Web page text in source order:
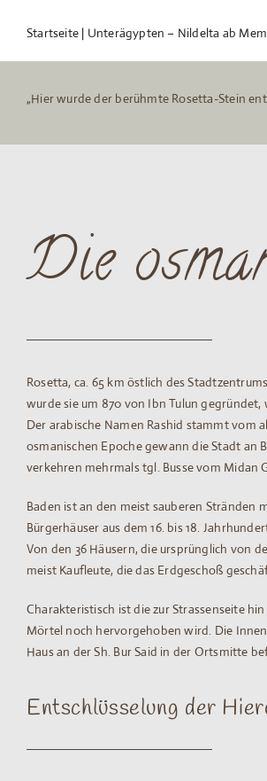
Startseite | Unterägypten – Nildelta ab
„Hier wurde der berühmte Rosetta-Stein
Die
Rosetta, ca. 65 km östlich des
wurde sie um 870 von Ibn Tulun
Der arabische Namen Rashid stammt vom
osmanischen Epoche gewann die Stadt an
verkehren mehrmals tgl. Busse vom Midan
Baden ist an den meist sauberen Stränden
Bürgerhäuser aus dem 16. bis 18.
Von den 36 Häusern, die ursprünglich von
meist Kaufleute, die das Erdgeschoß
Charakteristisch ist die zur Strassenseite
Mörtel noch hervorgehoben wird. Die
Haus an der Sh. Bur Said in der Ortsmitte
Entschlüsselung der